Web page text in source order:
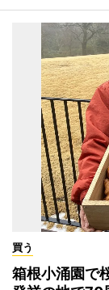
買う
箱根小涌園で